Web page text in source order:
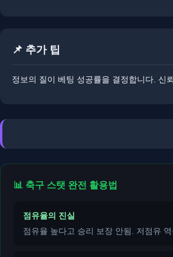
📌 추가 팁
정보의 질이 베팅 성공률을 결정합니다. ​​신
📊 축구 스탯 완전 활용법
점유율의 진실
점유율 높다고 승리 보장 안됨. 저점유